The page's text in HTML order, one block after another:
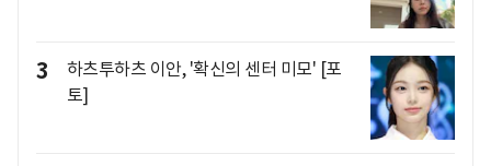
3
하츠투하츠 이안, '확신의 센터 미모' [포
토]